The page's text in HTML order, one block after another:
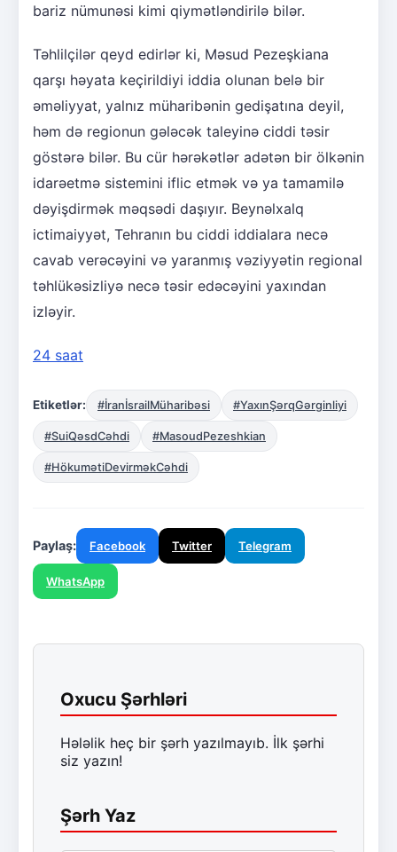
bariz nümunəsi kimi qiymətləndirilə bilər.
Təhlilçilər qeyd edirlər ki, Məsud Pezeşkiana
qarşı həyata keçirildiyi iddia olunan belə bir
əməliyyat, yalnız müharibənin gedişatına deyil,
həm də regionun gələcək taleyinə ciddi təsir
göstərə bilər. Bu cür hərəkətlər adətən bir ölkənin
idarəetmə sistemini iflic etmək və ya tamamilə
dəyişdirmək məqsədi daşıyır. Beynəlxalq
ictimaiyyət, Tehranın bu ciddi iddialara necə
cavab verəcəyini və yaranmış vəziyyətin regional
təhlükəsizliyə necə təsir edəcəyini yaxından
izləyir.
24 saat
Etiketlər: #İranİsrailMüharibəsi #YaxınŞərqGərginliyi
#SuiQəsdCəhdi #MasoudPezeshkian
#HökumətiDevirməkCəhdi
Paylaş: Facebook Twitter Telegram
WhatsApp
Oxucu Şərhləri
Hələlik heç bir şərh yazılmayıb. İlk şərhi
siz yazın!
Şərh Yaz